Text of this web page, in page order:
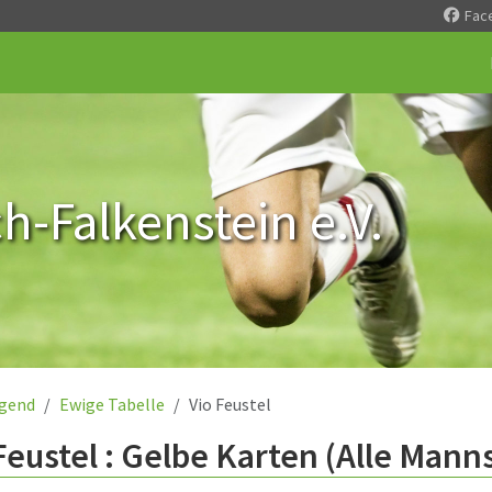
Falkenstein e.V.
Ewige Tabelle Vio Feustel
: Gelbe Karten (Alle